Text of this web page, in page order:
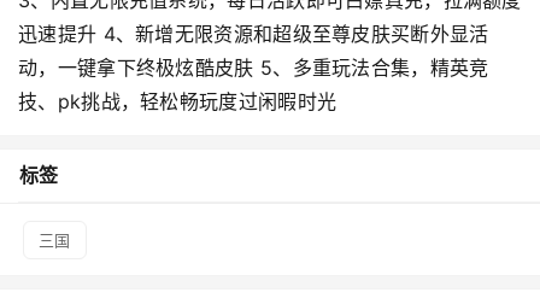
迅速提升 4、新增无限资源和超级至尊皮肤买断外显活
动，一键拿下终极炫酷皮肤 5、多重玩法合集，精英竞
技、pk挑战，轻松畅玩度过闲暇时光
标签
三国